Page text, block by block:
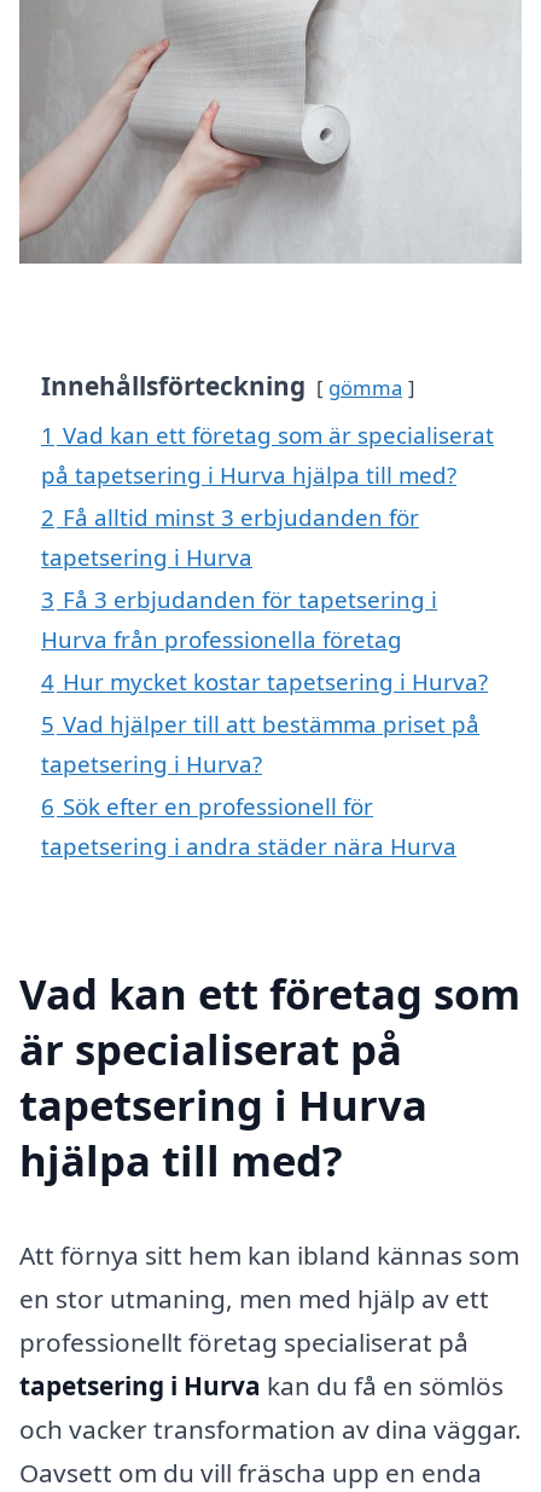
Innehållsförteckning gömma
1 Vad kan ett företag som är specialiserat
på tapetsering i Hurva hjälpa till med?
2 Få alltid minst 3 erbjudanden för
tapetsering i Hurva
3 Få 3 erbjudanden för tapetsering i
Hurva från professionella företag
4 Hur mycket kostar tapetsering i Hurva?
5 Vad hjälper till att bestämma priset på
tapetsering i Hurva?
6 Sök efter en professionell för
tapetsering i andra städer nära Hurva
Vad kan ett företag som
är specialiserat på
tapetsering i Hurva
hjälpa till med?
Att förnya sitt hem kan ibland kännas som
en stor utmaning, men med hjälp av ett
professionellt företag specialiserat på
tapetsering i Hurva kan du få en sömlös
och vacker transformation av dina väggar.
Oavsett om du vill fräscha upp en enda